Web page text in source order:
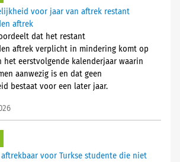
voor jaar van aftrek restant
aftrek
dat het restant
aftrek verplicht in mindering komt op
het eerstvolgende kalenderjaar waarin
aanwezig is en dat geen
bestaat voor een later jaar.
voor Turkse studente die niet